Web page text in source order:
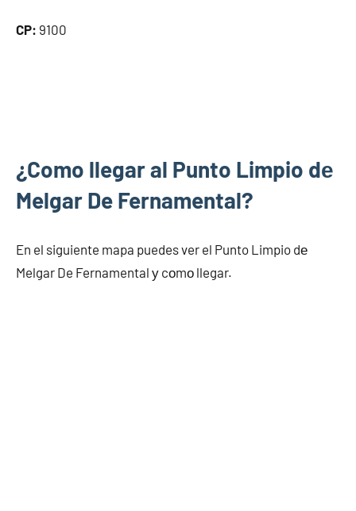
CP: 9100
¿Como llegar al Punto Limpio dе
Melgar De Fernamental?
En el siguiente mapa puedes ver el Punto Limpio dе
Melgar De Fernamental у cοmο llegar.